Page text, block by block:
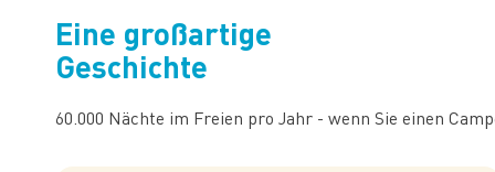
Eine großartige
Geschichte
60.000 Nächte im Freien pro Jahr - wenn Sie einen